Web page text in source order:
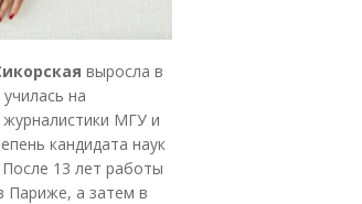
выросла в
на
МГУ и
кандидата наук
13 лет работы
а затем в